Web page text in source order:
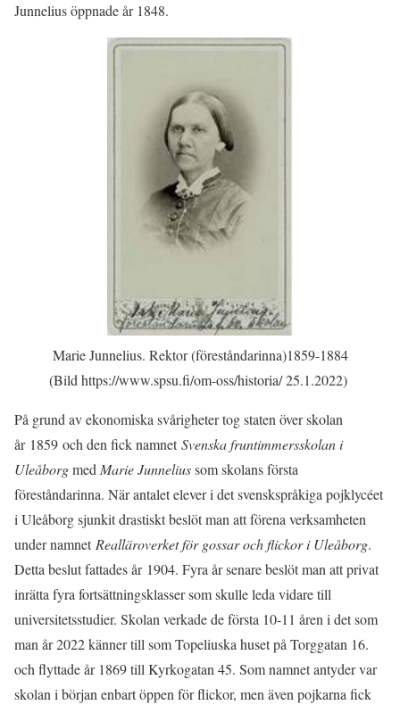
Junnelius öppnade år 1848.
Marie Junnelius. Rektor (föreståndarinna)1859-1884
(Bild https://www.spsu.fi/om-oss/historia/ 25.1.2022)
På grund av ekonomiska svårigheter tog staten över skolan
år 1859 och den fick namnetSvenska fruntimmersskolan i
Uleåborgmed Marie Junneliussom skolans första
föreståndarinna. När antalet elever i det svenskspråkiga pojklycéet
i Uleåborg sjunkit drastiskt beslöt man att förena verksamheten
under namnet Realläroverket för gossar och flickor i Uleåborg.
Detta beslut fattades år1904. Fyra år senare beslöt man att privat
inrätta fyra fortsättningsklasser som skulle leda vidare till
universitetsstudier. Skolan verkade de första 10-11 åren i det som
man år 2022 känner till som Topeliuska huset på Torggatan 16.
och flyttade år 1869 till Kyrkogatan 45. Som namnet antyder var
skolan i början enbart öppen för flickor, men även pojkarna fick